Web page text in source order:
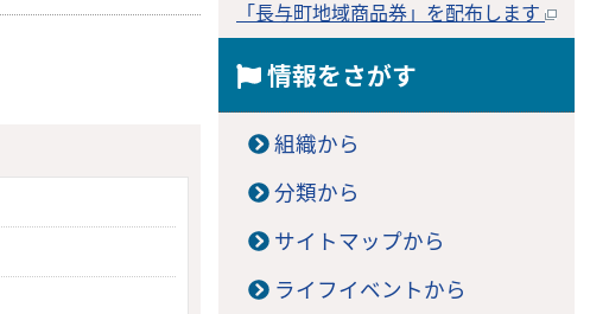
「長与町地域商品券」を配布します
情報をさがす
組織から
分類から
サイトマップから
ライフイベントから